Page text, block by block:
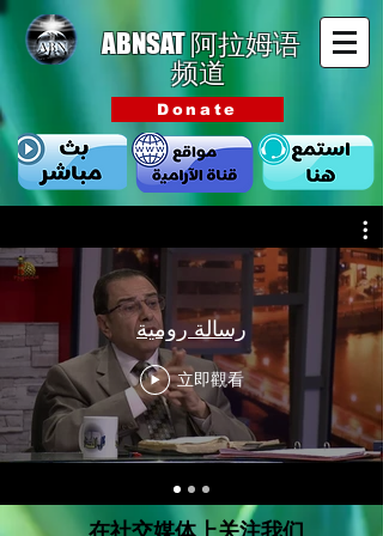
ABNSAT 阿拉姆语
频道
Donate
رسالة رومية
立即觀看
在社交媒体上关注我们